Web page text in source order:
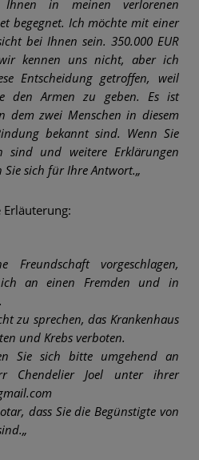
in meinen verlorenen
begegnet. Ich möchte mit einer
bei Ihnen sein. 350.000 EUR
kennen uns nicht, aber ich
Entscheidung getroffen, weil
den Armen zu geben. Es ist
dem zwei Menschen in diesem
bekannt sind. Wenn Sie
sind und weitere Erklärungen
Sie sich für Ihre Antwort.„
Freundschaft vorgeschlagen,
an einen Fremden und in
zu sprechen, das Krankenhaus
und Krebs verboten.
Sie sich bitte umgehend an
Chendelier Joel unter ihrer
dass Sie die Begünstigte von